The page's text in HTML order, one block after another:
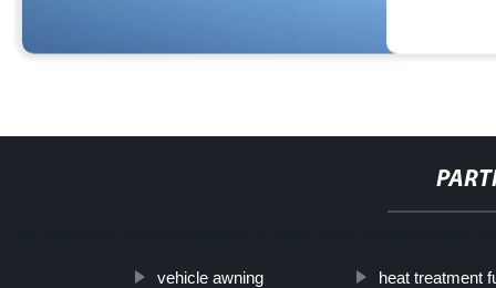
vehicle awning heat treatment